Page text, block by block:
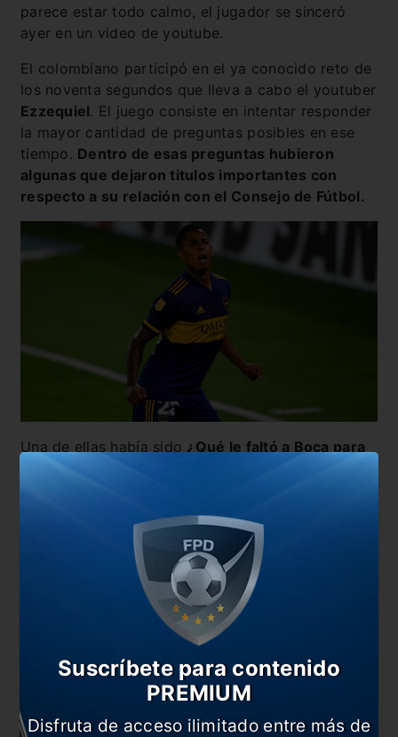
parece estar todo calmo, el jugador se sinceró
ayer en un video de youtube.
El colombiano participó en el ya conocido reto de
los noventa segundos que lleva a cabo el youtuber
Ezzequiel. El juego consiste en intentar responder
la mayor cantidad de preguntas posibles en ese
tiempo. Dentro de esas preguntas hubieron
algunas que dejaron titulos importantes con
respecto a su relación con el Consejo de Fútbol.
Una de ellas había sido ¿Qué le faltó a Boca para
ganar en Madrid?, a lo que el colombiano sin
dudar dijo “actitud”
por como quedó su relación con Riquelme después
“¿del 1 al 10?, un cinco?”.
comentó que para él nunca le faltó el respeto a la
gente de Boca y que le gustaría cumplir el
contrato con el club.
“Nos quedan dos finales más”
La lista de Boca para jugar en Ecuador
Suscríbete para contenido
PREMIUM
Disfruta de acceso ilimitado entre más de